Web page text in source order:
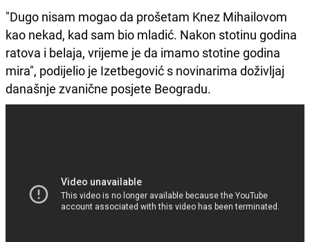
"Dugo nisam mogao da prošetam Knez Mihailovom
kao nekad, kad sam bio mladić. Nakon stotinu godina
ratova i belaja, vrijeme je da imamo stotine godina
mira", podijelio je Izetbegović s novinarima doživljaj
današnje zvanične posjete Beogradu.